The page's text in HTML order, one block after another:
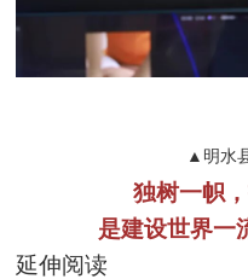
▲明水
独树一帜
是建设世界一
延伸阅读